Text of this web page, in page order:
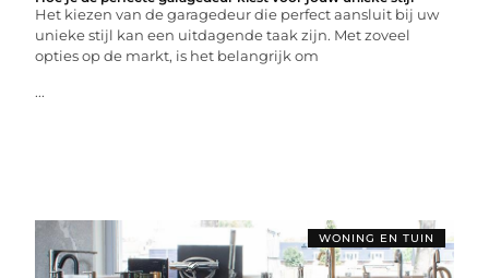
Het kiezen van de garagedeur die perfect aansluit bij uw
unieke stijl kan een uitdagende taak zijn. Met zoveel
opties op de markt, is het belangrijk om
...
WONING EN TUIN